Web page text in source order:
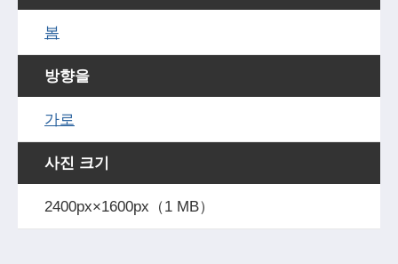
봄
방향을
가로
사진 크기
2400px×1600px（1 MB）